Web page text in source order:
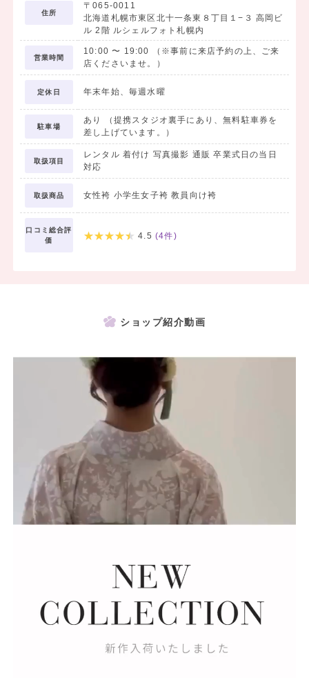
住所
〒065-0011
北海道札幌市東区北十一条東８丁目１−３ 高岡ビ
ル 2階 ルシェルフォト札幌内
営業時間
10:00 〜 19:00
（※事前に来店予約の上、ご来
店くださいませ。）
定休日 年末年始、毎週水曜
駐車場
あり （提携スタジオ裏手にあり、無料駐車券を
差し上げています。）
取扱項目
レンタル 着付け 写真撮影 通販 卒業式日の当日
対応
取扱商品 女性袴 小学生女子袴 教員向け袴
口コミ総合評
価
4.5 (4件)
ショップ紹介動画